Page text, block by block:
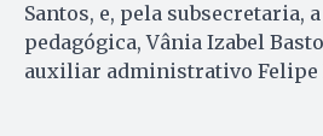
Santos, e, pela subsecretaria,
pedagógica, Vânia Izabel
auxiliar administrativo Felipe